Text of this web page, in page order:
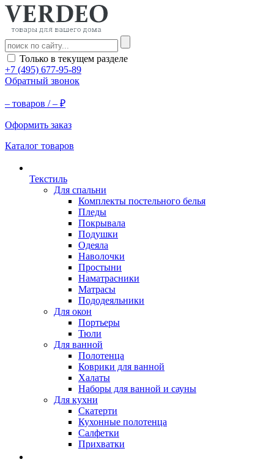
Только в текущем разделе
+7 (495) 677-95-89
Обратный звонок
– товаров /– ₽
Оформить заказ
Каталог товаров
Текстиль
Для спальни
Комплекты постельного белья
Пледы
Покрывала
Подушки
Одеяла
Наволочки
Простыни
Наматрасники
Матрасы
Пододеяльники
Для окон
Портьеры
Тюли
Для ванной
Полотенца
Коврики для ванной
Халаты
Наборы для ванной и сауны
Для кухни
Скатерти
Кухонные полотенца
Салфетки
Прихватки